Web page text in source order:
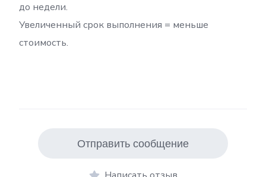
до недели.
Увеличенный срок выполнения = меньше
стоимость.
Отправить сообщение